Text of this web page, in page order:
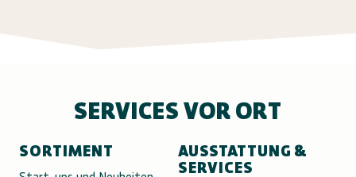
SERVICES VOR ORT
SORTIMENT
AUSSTATTUNG &
SERVICES